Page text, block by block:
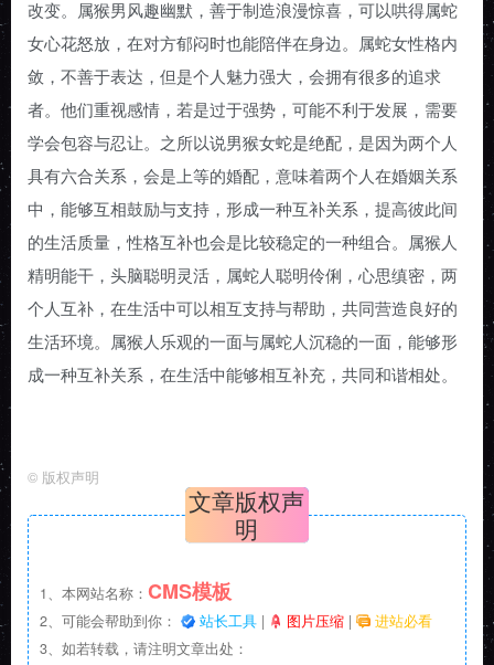
改变。属猴男风趣幽默，善于制造浪漫惊喜，可以哄得属蛇
女心花怒放，在对方郁闷时也能陪伴在身边。属蛇女性格内
敛，不善于表达，但是个人魅力强大，会拥有很多的追求
者。他们重视感情，若是过于强势，可能不利于发展，需要
学会包容与忍让。之所以说男猴女蛇是绝配，是因为两个人
具有六合关系，会是上等的婚配，意味着两个人在婚姻关系
中，能够互相鼓励与支持，形成一种互补关系，提高彼此间
的生活质量，性格互补也会是比较稳定的一种组合。属猴人
精明能干，头脑聪明灵活，属蛇人聪明伶俐，心思缜密，两
个人互补，在生活中可以相互支持与帮助，共同营造良好的
生活环境。属猴人乐观的一面与属蛇人沉稳的一面，能够形
成一种互补关系，在生活中能够相互补充，共同和谐相处。
© 版权声明
文章版权声
明
1、本网站名称： CMS模板
2、可能会帮助到你： 站长工具 | 图片压缩 |
进站必看
3、如若转载，请注明文章出处：